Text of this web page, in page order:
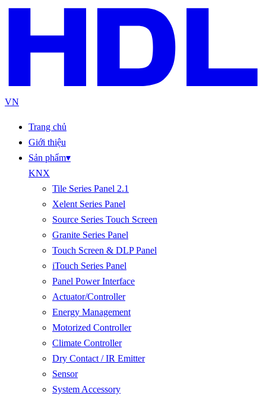
VN
Trang chủ
Giới thiệu
Sản phẩm▾
KNX
Tile Series Panel 2.1
Xelent Series Panel
Source Series Touch Screen
Granite Series Panel
Touch Screen & DLP Panel
iTouch Series Panel
Panel Power Interface
Actuator/Controller
Energy Management
Motorized Controller
Climate Controller
Dry Contact / IR Emitter
Sensor
System Accessory